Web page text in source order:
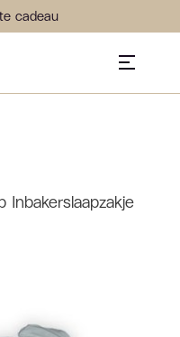
cadeau
Inbakerslaapzakje